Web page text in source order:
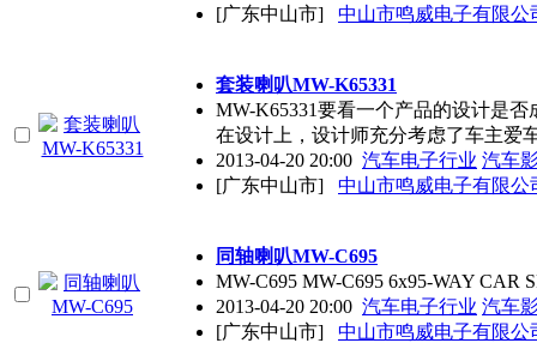
[广东中山市]
中山市鸣威电子有限公
套装喇叭MW-K65331
MW-K65331要看一个产品的设计是
在设计上，设计师充分考虑了车主爱
2013-04-20 20:00 汽车电子行业 汽车
[广东中山市]
中山市鸣威电子有限公
同轴喇叭MW-C695
MW-C695 MW-C695 6x95-WAY CAR
2013-04-20 20:00 汽车电子行业 汽车
[广东中山市]
中山市鸣威电子有限公